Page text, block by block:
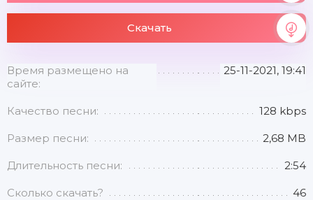
Скачать
Время размещено на
сайте:
25-11-2021, 19:41
Качество песни: 128 kbps
Размер песни: 2,68 MB
Длительность песни: 2:54
Сколько скачать? 46